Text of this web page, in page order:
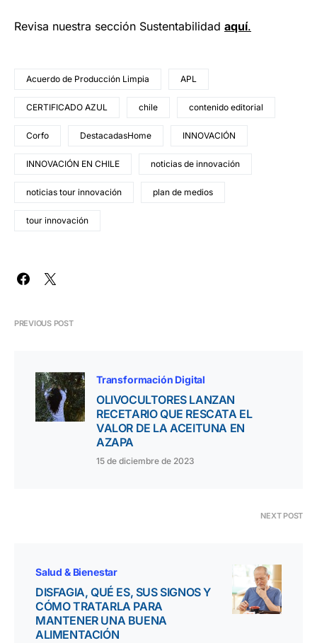
Revisa nuestra sección Sustentabilidad aquí.
Acuerdo de Producción Limpia APL
CERTIFICADO AZUL chile contenido editorial
Corfo DestacadasHome INNOVACIÓN
INNOVACIÓN EN CHILE noticias de innovación
noticias tour innovación plan de medios
tour innovación
PREVIOUS POST
Transformación Digital
OLIVOCULTORES LANZAN
RECETARIO QUE RESCATA EL
VALOR DE LA ACEITUNA EN
AZAPA
15 de diciembre de 2023
NEXT POST
Salud & Bienestar
DISFAGIA, QUÉ ES, SUS SIGNOS Y
CÓMO TRATARLA PARA
MANTENER UNA BUENA
ALIMENTACIÓN